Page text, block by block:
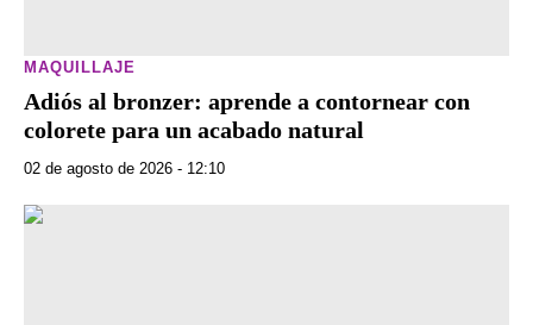
MAQUILLAJE
Adiós al bronzer: aprende a contornear con
colorete para un acabado natural
02 de agosto de 2026 - 12:10